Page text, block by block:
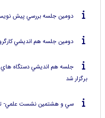
دومين جلسه بررسي پيش
دومين جلسه هم انديشي
برگزار شد
سي و هشتمين نشست علمي-